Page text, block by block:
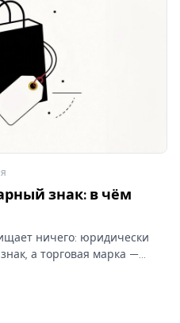
знак: в чём
ничего: юридически
а торговая марка —